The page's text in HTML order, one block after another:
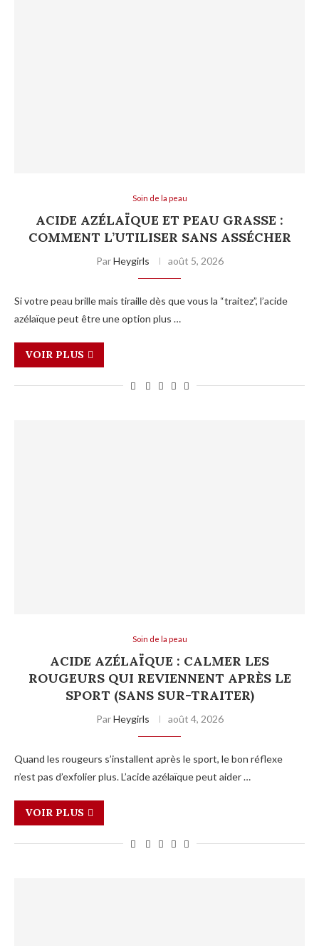
Soin de la peau
ACIDE AZÉLAÏQUE ET PEAU GRASSE :
COMMENT L’UTILISER SANS ASSÉCHER
ParHeygirls août 5, 2026
Si votre peau brille mais tiraille dès que vous la “traitez”, l’acide
azélaïque peut être une option plus …
VOIR PLUS
Soin de la peau
ACIDE AZÉLAÏQUE : CALMER LES
ROUGEURS QUI REVIENNENT APRÈS LE
SPORT (SANS SUR-TRAITER)
ParHeygirls août 4, 2026
Quand les rougeurs s’installent après le sport, le bon réflexe
n’est pas d’exfolier plus. L’acide azélaïque peut aider …
VOIR PLUS